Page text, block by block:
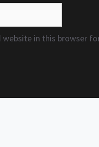
website in this browser